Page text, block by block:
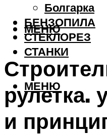
Болгарка
БЕНЗОПИЛА
СТЕКЛОРЕЗ
СТАНКИ
МЕНЮ
МЕНЮ
рулетка.
и